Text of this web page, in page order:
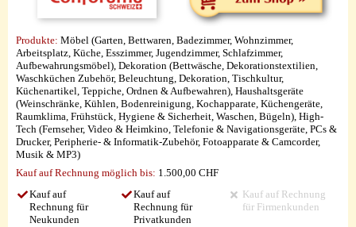
Produkte: Möbel (Garten, Bettwaren, Badezimmer, Wohnzimmer,
Arbeitsplatz, Küche, Esszimmer, Jugendzimmer, Schlafzimmer,
Aufbewahrungsmöbel), Dekoration (Bettwäsche, Dekorationstextilien,
Waschküchen Zubehör, Beleuchtung, Dekoration, Tischkultur,
Küchenartikel, Teppiche, Ordnen & Aufbewahren), Haushaltsgeräte
(Weinschränke, Kühlen, Bodenreinigung, Kochapparate, Küchengeräte,
Raumklima, Frühstück, Hygiene & Sicherheit, Waschen, Bügeln), High-
Tech (Fernseher, Video & Heimkino, Telefonie & Navigationsgeräte, PCs &
Drucker, Peripherie- & Informatik-Zubehör, Fotoapparate & Camcorder,
Musik & MP3)
Kauf auf Rechnung möglich bis: 1.500,00 CHF
Kauf auf
Rechnung für
Neukunden
Kauf auf
Rechnung für
Privatkunden
Kauf auf Rechnung
für Firmenkunden